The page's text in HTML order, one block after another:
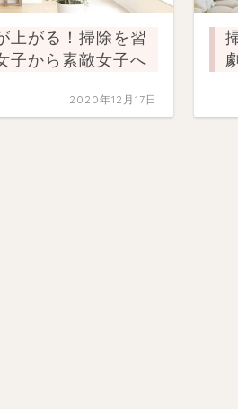
上がる！掃除を習
子から素敵女子へ
2020年12月17日